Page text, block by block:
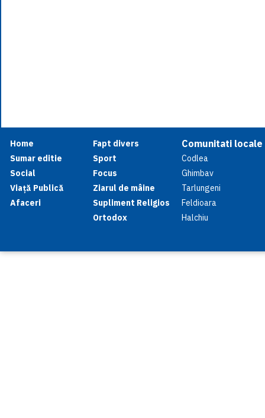
Home
Sumar editie
Social
Viață Publică
Afaceri
Fapt divers
Sport
Focus
Ziarul de mâine
Supliment Religios
Ortodox
Comunitati locale
Codlea
Ghimbav
Tarlungeni
Feldioara
Halchiu